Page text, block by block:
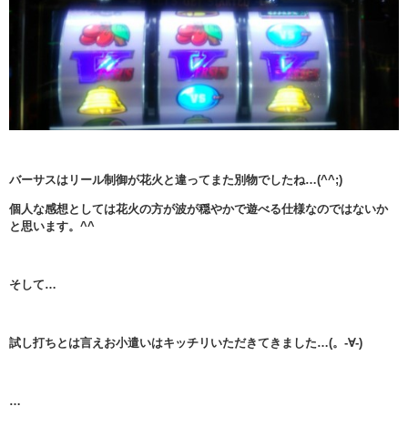
バーサスはリール制御が花火と違ってまた別物でしたね…(^^;)
個人な感想としては花火の方が波が穏やかで遊べる仕様なのではないか
と思います。^^
そして…
試し打ちとは言えお小遣いはキッチリいただきてきました…(。-∀-)
…